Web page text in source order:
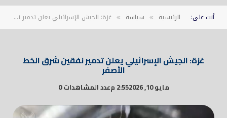
أنت على: الرئيسية » سياسة » غزة: الجيش الإسرائيلي يعلن تدمير نفقين شرق الخط الأصفر
غزة: الجيش الإسرائيلي يعلن تدمير نفقين شرق الخط
الأصفر
مايو 10, 2026 2:55 م عدد المشاهدات 0